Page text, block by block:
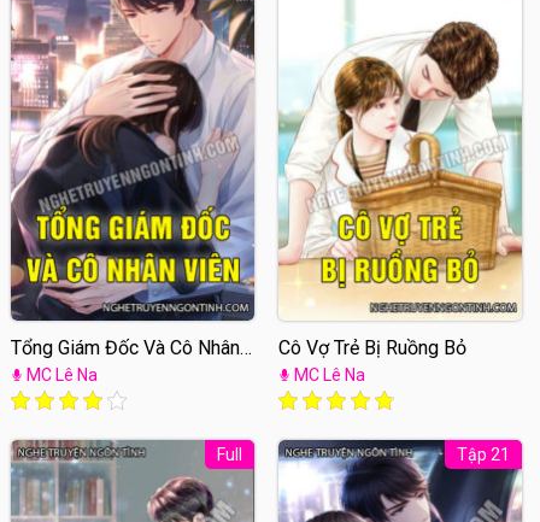
Tổng Giám Đốc Và Cô Nhân
ViênMC Lê Na
Cô Vợ Trẻ Bị Ruồng Bỏ
MC Lê Na
Full Tập 21